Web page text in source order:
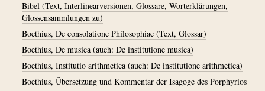
Bibel (Text, Interlinearversionen, Glossare, Worterklärungen,
Glossensammlungen zu)
Boethius, De consolatione Philosophiae (Text, Glossar)
Boethius, De musica (auch: De institutione musica)
Boethius, Institutio arithmetica (auch: De institutione arithmetica)
Boethius, Übersetzung und Kommentar der Isagoge des Porphyrios